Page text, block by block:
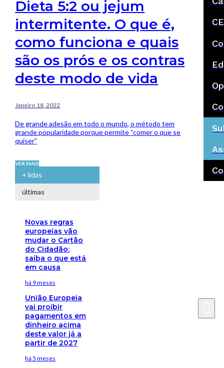
Dieta 5:2 ou jejum
intermitente. O que é,
como funciona e quais
são os prós e os contras
deste modo de vida
Janeiro 18, 2022
De grande adesão em todo o mundo, o método tem
grande popularidade porque permite “comer o que se
quiser”
VER MAIS
+ lidas
últimas
Novas regras
europeias vão
mudar o Cartão
do Cidadão:
saiba o que está
em causa
há 9 meses
União Europeia
vai proibir
pagamentos em
dinheiro acima
deste valor já a
partir de 2027
há 5 meses